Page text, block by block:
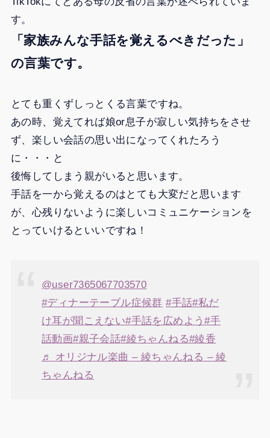
す。
「家族みんな手話を覚えるべきだった」
の言葉です。
とても重くずしっとくる言葉ですね。
あの時、覚えてれば娘or息子が寂しい気持ちをさせ
ず、楽しい会話の思い出になってくれたろう
に・・・と
後悔してしまう親がいると思います。
手話を一から覚えるのはとても大変だと思います
が、心残りないように楽しいコミュニケーションを
とっていけるといいですね！
@user7365067703570
#ディナーテーブル症候群 #手話#私だ
け耳が聞こえない#手話を広めよう#手
話動画#親子会話#綾ちゃんねる#綾香
♬ オリジナル楽曲 – 綾ちゃんねる – 綾
ちゃんねる